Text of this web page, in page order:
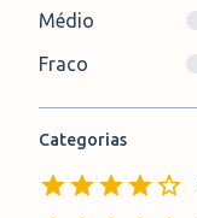
Médio
Fraco
Categorias